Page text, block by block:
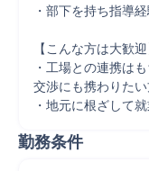
・部下を持ち指導
【こんな方は大歓迎
・工場との連携は
交渉にも携わりた
・地元に根ざして
勤務条件